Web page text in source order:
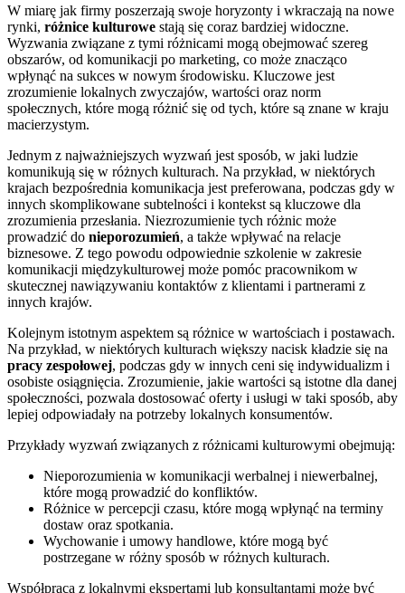
W miarę jak firmy poszerzają swoje horyzonty i wkraczają na nowe
rynki, różnice kulturowe stają się coraz bardziej widoczne.
Wyzwania związane z tymi różnicami mogą obejmować szereg
obszarów, od komunikacji po marketing, co może znacząco
wpłynąć na sukces w nowym środowisku. Kluczowe jest
zrozumienie lokalnych zwyczajów, wartości oraz norm
społecznych, które mogą różnić się od tych, które są znane w kraju
macierzystym.
Jednym z najważniejszych wyzwań jest sposób, w jaki ludzie
komunikują się w różnych kulturach. Na przykład, w niektórych
krajach bezpośrednia komunikacja jest preferowana, podczas gdy w
innych skomplikowane subtelności i kontekst są kluczowe dla
zrozumienia przesłania. Niezrozumienie tych różnic może
prowadzić do nieporozumień, a także wpływać na relacje
biznesowe. Z tego powodu odpowiednie szkolenie w zakresie
komunikacji międzykulturowej może pomóc pracownikom w
skutecznej nawiązywaniu kontaktów z klientami i partnerami z
innych krajów.
Kolejnym istotnym aspektem są różnice w wartościach i postawach.
Na przykład, w niektórych kulturach większy nacisk kładzie się na
pracy zespołowej, podczas gdy w innych ceni się indywidualizm i
osobiste osiągnięcia. Zrozumienie, jakie wartości są istotne dla danej
społeczności, pozwala dostosować oferty i usługi w taki sposób, aby
lepiej odpowiadały na potrzeby lokalnych konsumentów.
Przykłady wyzwań związanych z różnicami kulturowymi obejmują:
Nieporozumienia w komunikacji werbalnej i niewerbalnej,
które mogą prowadzić do konfliktów.
Różnice w percepcji czasu, które mogą wpłynąć na terminy
dostaw oraz spotkania.
Wychowanie i umowy handlowe, które mogą być
postrzegane w różny sposób w różnych kulturach.
Współpraca z lokalnymi ekspertami lub konsultantami może być